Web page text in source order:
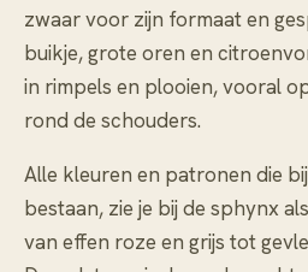
zwaar voor zijn formaat en
buikje, grote oren en
in rimpels en plooien, vooral
rond de schouders.
Alle kleuren en patronen die
bestaan, zie je bij de sphynx
van effen roze en grijs tot